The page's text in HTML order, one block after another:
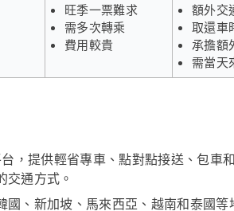
旺季一票難求
需多次轉乘
費用較貴
額外交
取還車
承擔額
需當天
，提供輕省專車、點對點接送、包車
交通方式。
國、新加坡、馬來西亞、越南和泰國